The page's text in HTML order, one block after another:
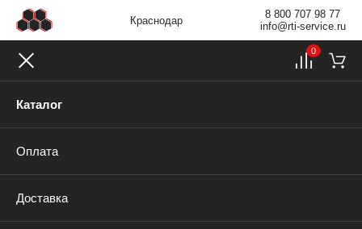
Краснодар
8 800 707 98 77
info@rti-service.ru
Каталог
Оплата
Доставка
0